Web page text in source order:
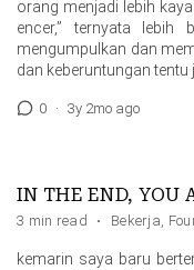
orang menjadi lebih
encer,” ternyata lebih
mengumpulkan dan
dan keberuntungan tentu
0 · 3y 2mo ago
IN THE END, YOU
3 min read · Bekerja,
kemarin saya baru